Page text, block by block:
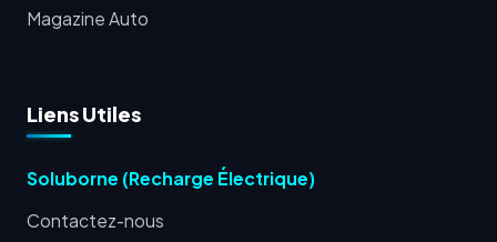
Magazine Auto
Liens Utiles
Soluborne (Recharge Électrique)
Contactez-nous